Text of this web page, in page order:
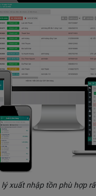
xuất nhập tồn phù hợp